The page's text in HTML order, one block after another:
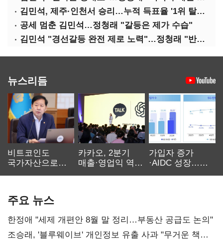
김민석, 제주·인천서 승리…누적 득표율 '1위 탈환'(종합)
공세 멈춘 김민석…정청래 "갈등은 제가 수습"
김민석 "경선갈등 완전 제로 노력"…정청래 "반명 공세 사과부터"
뉴스리듬
비트코인도
국가자산으로…'
카카오, 2분기
매출·영업익 역대
가입자 증가
·AIDC 성장…
주요 뉴스
한정애 "세제 개편안 8월 말 정리…부동산 공급도 논의"
조승래, '블루웨이브' 개인정보 유출 사과 "무거운 책임